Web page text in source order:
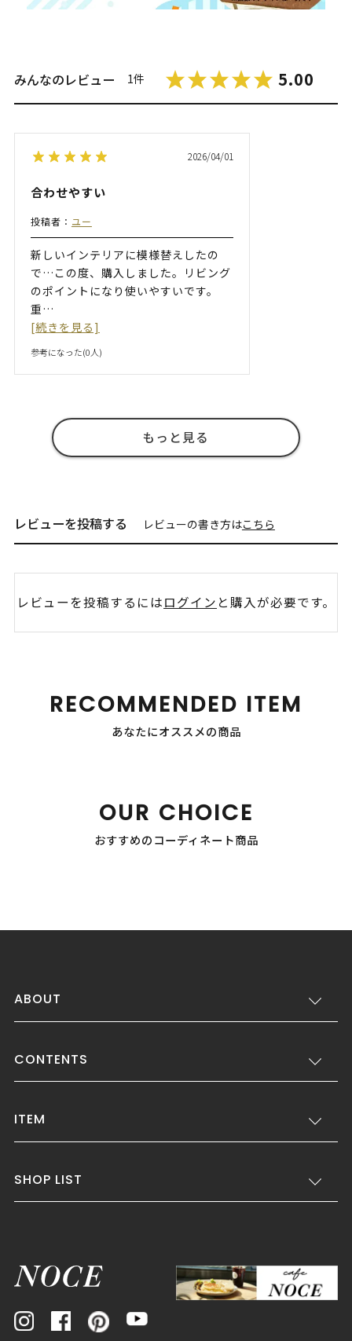
みんなのレビュー 1件 5.00
2026/04/01
合わせやすい
投稿者： ユー
新しいインテリアに模様替えしたの
で…この度、購入しました。リビング
のポイントになり使いやすいです。
重…
[続きを見る]
参考になった(0人)
もっと見る
レビューを投稿する レビューの書き方はこちら
レビューを投稿するにはログイン と購入が必要です。
RECOMMENDED ITEM
あなたにオススメの商品
OUR CHOICE
おすすめのコーディネート商品
ABOUT
CONTENTS
ITEM
SHOP LIST